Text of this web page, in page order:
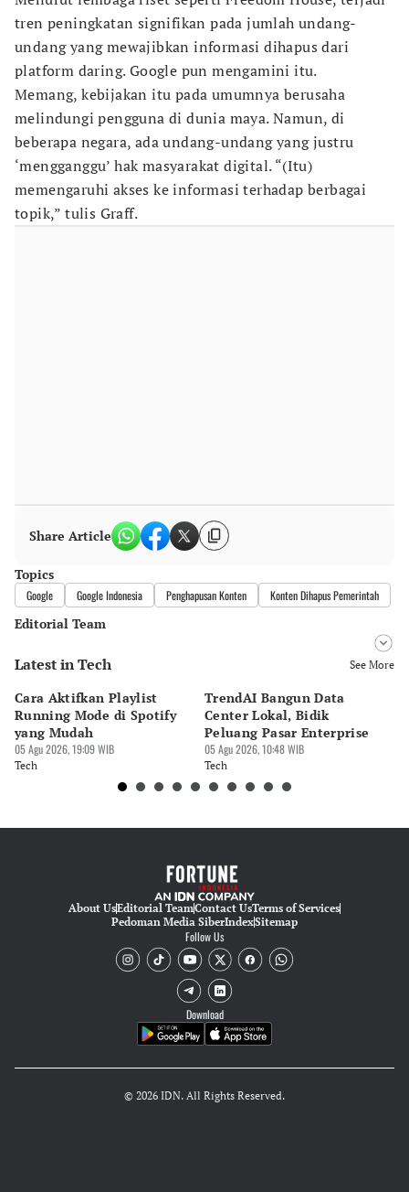
tren peningkatan signifikan pada jumlah undang-
undang yang mewajibkan informasi dihapus dari
platform daring. Google pun mengamini itu.
Memang, kebijakan itu pada umumnya berusaha
melindungi pengguna di dunia maya. Namun, di
beberapa negara, ada undang-undang yang justru
‘mengganggu’ hak masyarakat digital. “(Itu)
memengaruhi akses ke informasi terhadap berbagai
topik,” tulis Graff.
Share Article
Topics
Google Google Indonesia Penghapusan Konten Konten Dihapus Pemerintah
Editorial Team
Editor
Editor
Tanayastri Dini
Latest in Tech See More
Cara Aktifkan Playlist
Running Mode di Spotify
yang Mudah
05 Agu 2026, 19:09 WIB
Tech
TrendAI Bangun Data
Center Lokal, Bidik
Peluang Pasar Enterprise
05 Agu 2026, 10:48 WIB
Tech
About UsEditorial TeamContact UsTerms of Services
Pedoman Media SiberIndexSitemap
Follow Us
Download
© 2026 IDN. All Rights Reserved.